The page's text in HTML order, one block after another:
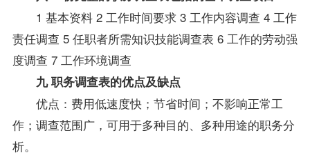
1 基本资料 2 工作时间要求 3 工作内容调查 4 工作
责任调查 5 任职者所需知识技能调查表 6 工作的劳动强
度调查 7 工作环境调查
九 职务调查表的优点及缺点
优点：费用低速度快；节省时间；不影响正常工
作；调查范围广，可用于多种目的、多种用途的职务分
析。